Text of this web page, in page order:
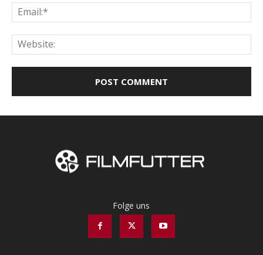
Folge uns